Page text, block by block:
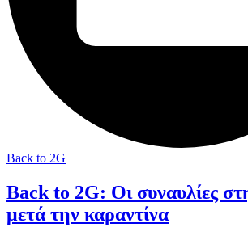
Back to 2G
Back to 2G: Οι συναυλίες
μετά την καραντίνα